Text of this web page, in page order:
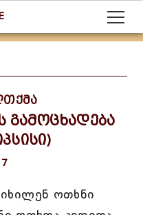
გამოცხადება
ოთხნი